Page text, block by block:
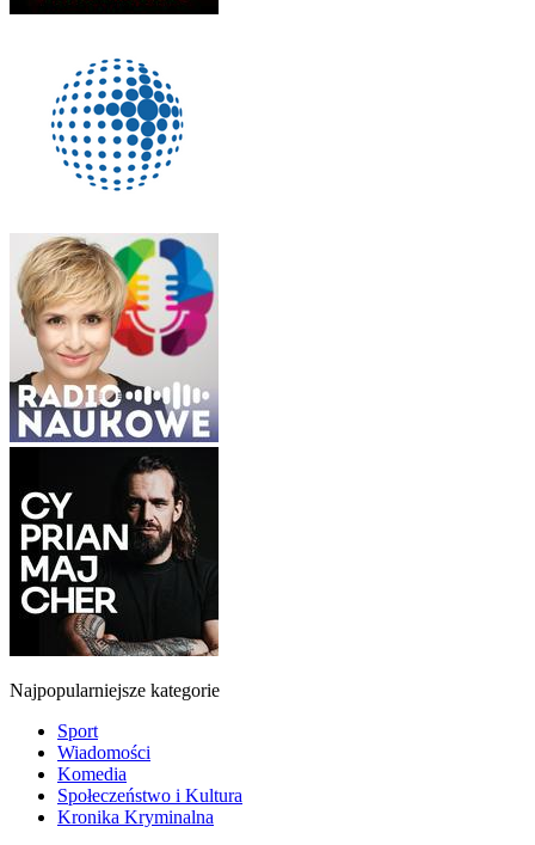
Najpopularniejsze kategorie
Sport
Wiadomości
Komedia
Społeczeństwo i Kultura
Kronika Kryminalna